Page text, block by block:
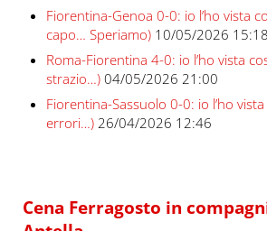
Fiorentina-Genoa 0-0: io l’ho vista
capo… Speriamo) 10/05/2026 15:18
Roma-Fiorentina 4-0: io l’ho vista
strazio…) 04/05/2026 21:00
Fiorentina-Sassuolo 0-0: io l’ho
errori…) 26/04/2026 12:46
Cena Ferragosto in